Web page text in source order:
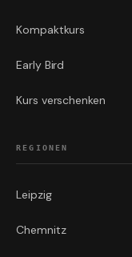
Kompaktkurs
Early Bird
Kurs verschenken
REGIONEN
Leipzig
Chemnitz